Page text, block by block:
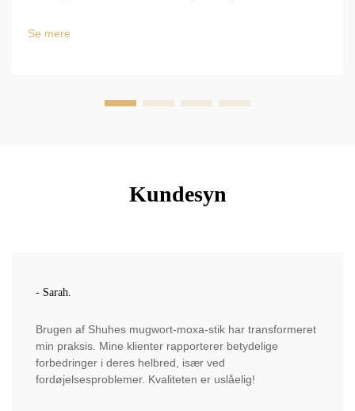
Se mere
Kundesyn
- Sarah.
Brugen af Shuhes mugwort-moxa-stik har transformeret
min praksis. Mine klienter rapporterer betydelige
forbedringer i deres helbred, især ved
fordøjelsesproblemer. Kvaliteten er uslåelig!